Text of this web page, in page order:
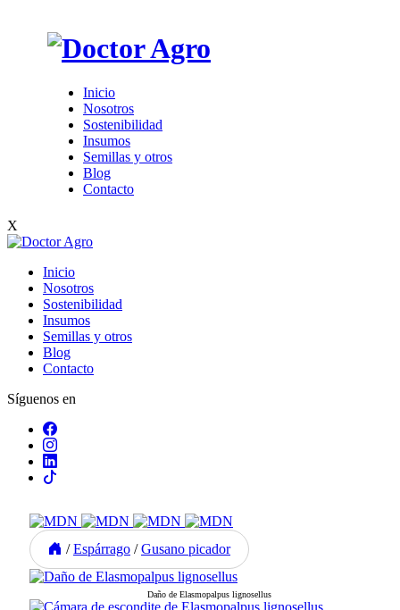
Inicio
Nosotros
Sostenibilidad
Insumos
Semillas y otros
Blog
Contacto
X
Inicio
Nosotros
Sostenibilidad
Insumos
Semillas y otros
Blog
Contacto
Síguenos en
/ Espárrago / Gusano picador
Daño de Elasmopalpus lignosellus